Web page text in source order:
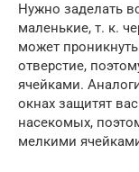
Нужно заделать
маленькие, т. к.
может
отверстие,
ячейками.
окнах защитят
насекомых,
мелкими